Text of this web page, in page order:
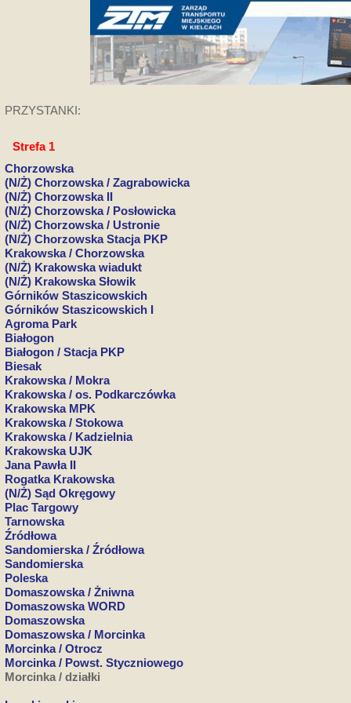
PRZYSTANKI:
Strefa 1
Chorzowska
(N/Ż) Chorzowska / Zagrabowicka
(N/Ż) Chorzowska II
(N/Ż) Chorzowska / Posłowicka
(N/Ż) Chorzowska / Ustronie
(N/Ż) Chorzowska Stacja PKP
Krakowska / Chorzowska
(N/Ż) Krakowska wiadukt
(N/Ż) Krakowska Słowik
Górników Staszicowskich
Górników Staszicowskich I
Agroma Park
Białogon
Białogon / Stacja PKP
Biesak
Krakowska / Mokra
Krakowska / os. Podkarczówka
Krakowska MPK
Krakowska / Stokowa
Krakowska / Kadzielnia
Krakowska UJK
Jana Pawła II
Rogatka Krakowska
(N/Ż) Sąd Okręgowy
Plac Targowy
Tarnowska
Źródłowa
Sandomierska / Źródłowa
Sandomierska
Poleska
Domaszowska / Żniwna
Domaszowska WORD
Domaszowska
Domaszowska / Morcinka
Morcinka / Otrocz
Morcinka / Powst. Styczniowego
Morcinka / działki